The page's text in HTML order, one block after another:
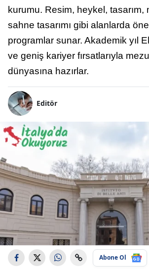
kurumu. Resim, heykel, tasarım,
sahne tasarımı gibi alanlarda
programlar sunar. Akademik yıl
ve geniş kariyer fırsatlarıyla
dünyasına hazırlar.
Editör
Abone Ol